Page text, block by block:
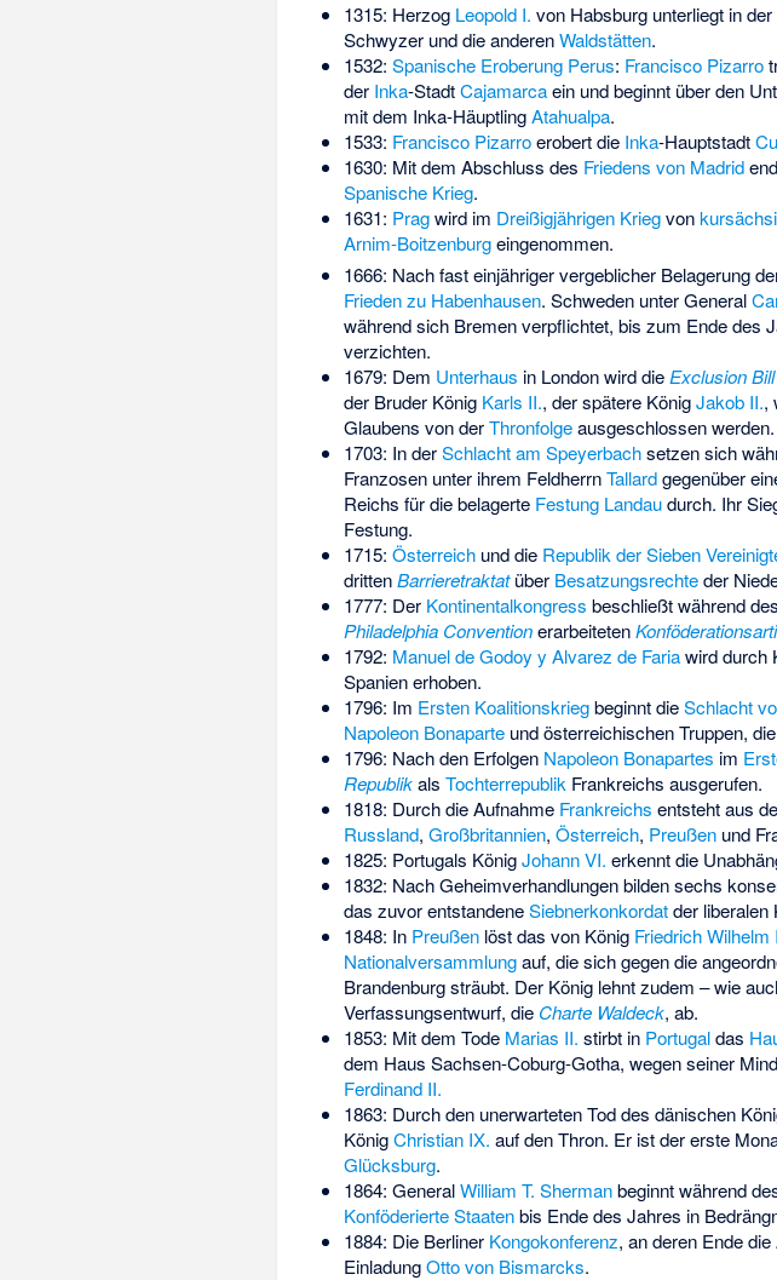
1315: Herzog Leopold I. von Habsburg unterliegt in der
Schwyzer und die anderenWaldstätten.
1532: Spanische Eroberung Perus: Francisco Pizarro
der Inka-StadtCajamarcaein und beginnt über den
mit dem Inka-HäuptlingAtahualpa.
1533: Francisco Pizarroerobert die Inka-Hauptstadt
1630: Mit dem Abschluss des Friedens von Madrid
Spanische Krieg.
1631: Pragwird im Dreißigjährigen Kriegvon
Arnim-Boitzenburgeingenommen.
1666: Nach fast einjähriger vergeblicher Belagerung
Frieden zu Habenhausen. Schweden unter General
während sich Bremen verpflichtet, bis zum Ende des
verzichten.
1679: Dem Unterhaus in London wird die Exclusion Bill
der Bruder König Karls II., der spätere KönigJakob II.,
Glaubens von derThronfolgeausgeschlossen werden.
1703: In derSchlacht am Speyerbachsetzen sich
Franzosen unter ihrem FeldherrnTallardgegenüber
Reichs für die belagerte Festung Landaudurch. Ihr
Festung.
1715: Österreichund die Republik der Sieben
drittenBarrieretraktatüber Besatzungsrechteder
1777: Der Kontinentalkongress beschließt während des
Philadelphia Conventionerarbeiteten
1792: Manuel de Godoy y Alvarez de Fariawird durch
Spanien erhoben.
1796: Im Ersten Koalitionskriegbeginnt dieSchlacht
Napoleon Bonaparteund österreichischen Truppen,
1796: Nach den Erfolgen Napoleon Bonapartes im
Republikals Tochterrepublik Frankreichs ausgerufen.
1818: Durch die Aufnahme Frankreichs entsteht aus
Russland, Großbritannien, Österreich, Preußenund
1825: Portugals KönigJohann VI. erkennt die
1832: Nach Geheimverhandlungen bilden sechs
das zuvor entstandeneSiebnerkonkordatder liberalen
1848: In Preußenlöst das von König Friedrich Wilhelm
Nationalversammlungauf, die sich gegen die
Brandenburg sträubt. Der König lehnt zudem – wie
Verfassungsentwurf, die Charte Waldeck, ab.
1853: Mit dem Tode Marias II. stirbt in Portugaldas
dem Haus Sachsen-Coburg-Gotha, wegen seiner
Ferdinand II.
1863: Durch den unerwarteten Tod des dänischen
KönigChristian IX. auf den Thron. Er ist der erste
Glücksburg.
1864: GeneralWilliam T. Shermanbeginnt während
Konföderierte Staatenbis Ende des Jahres in
1884: Die Berliner Kongokonferenz, an deren Ende
EinladungOtto von Bismarcks.